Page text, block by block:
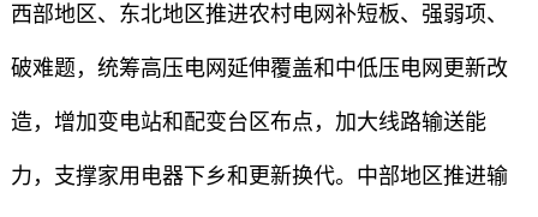
西部地区、东北地区推进农村电网补短板、强弱项、
破难题，统筹高压电网延伸覆盖和中低压电网更新改
造，增加变电站和配变台区布点，加大线路输送能
力，支撑家用电器下乡和更新换代。中部地区推进输